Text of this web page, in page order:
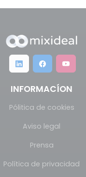
INFORMACÍON
Pólitica de cookies
Aviso legal
Prensa
Política de privacidad